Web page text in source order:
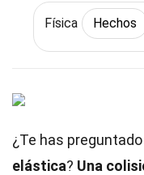
Física Hechos
¿Te has
elástica? Una